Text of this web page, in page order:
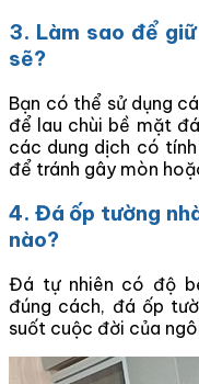
3. Làm sao để
sẽ?
Bạn có thể sử dụng
để lau chùi bề mặt
các dung dịch có
để tránh gây mòn
4. Đá ốp tường
nào?
Đá tự nhiên có độ
đúng cách, đá ốp
suốt cuộc đời của